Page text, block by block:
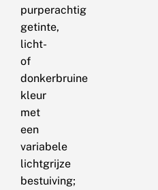
purperachtig
getinte,
licht-
of
donkerbruine
kleur
met
een
variabele
lichtgrijze
bestuiving;